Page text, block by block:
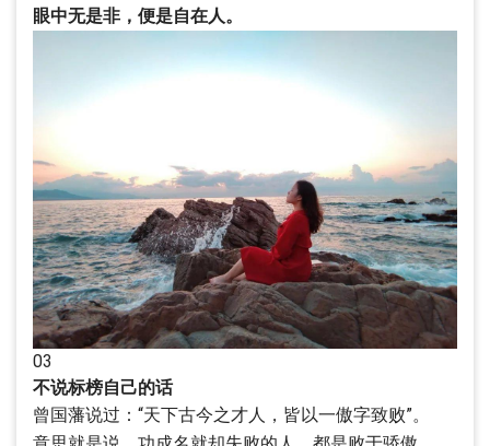
眼中无是非，便是自在人。
03
不说标榜自己的话
曾国藩说过：“天下古今之才人，皆以一傲字致败”。